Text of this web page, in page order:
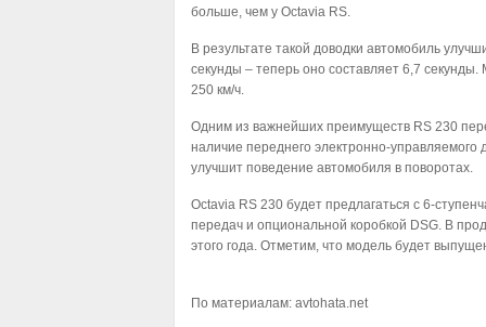
больше, чем у Octavia RS.
В результате такой доводки автомобиль
секунды – теперь оно составляет 6,7
250 км/ч.
Одним из важнейших преимуществ RS 230
наличие переднего электронно-
улучшит поведение автомобиля в поворотах.
Octavia RS 230 будет предлагаться с 6-
передач и опциональной коробкой DSG. В
этого года. Отметим, что модель будет
По материалам: avtohata.net